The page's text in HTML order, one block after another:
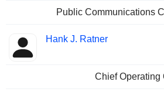
Public Communications
Hank J. Ratner
Chief Operating